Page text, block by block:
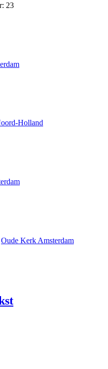
23
Holland
Oude Kerk Amsterdam